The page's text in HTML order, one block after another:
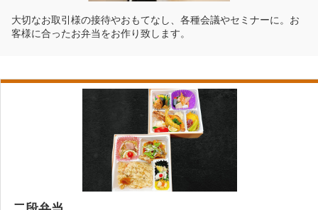
大切なお取引様の接待やおもてなし、各種会議やセミナーに。お
客様に合ったお弁当をお作り致します。